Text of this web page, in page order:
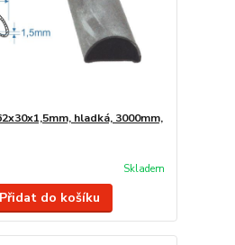
hladká, 3000mm,
Skladem
Přidat do košíku